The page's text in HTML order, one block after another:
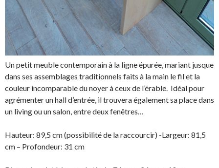
Un petit meuble contemporain à la ligne épurée, mariant jusque
dans ses assemblages traditionnels faits à la main le fil et la
couleur incomparable du noyer à ceux de l’érable. Idéal pour
agrémenter un hall d’entrée, il trouvera également sa place dans
un living ou un salon, entre deux fenêtres…
Hauteur: 89,5 cm (possibilité de la raccourcir) -Largeur: 81,5
cm – Profondeur: 31 cm